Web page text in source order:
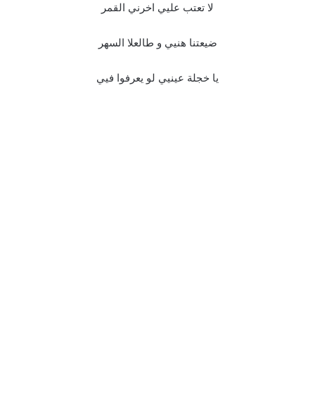
لا تعتب عليي اخرني القمر
ضيعتنا هنيي و طالعلا السهر
يا خجلة عينيي لو يعرفوا فيي